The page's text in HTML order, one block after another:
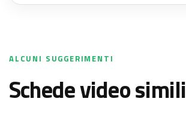
ALCUNI SUGGERIMENTI
schede video simili